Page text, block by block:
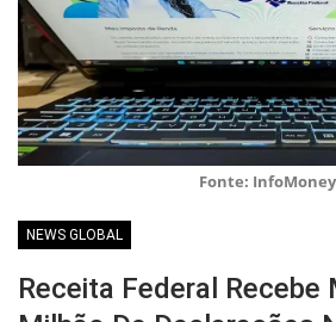
Fonte: InfoMoney
NEWS GLOBAL
Receita Federal Recebe